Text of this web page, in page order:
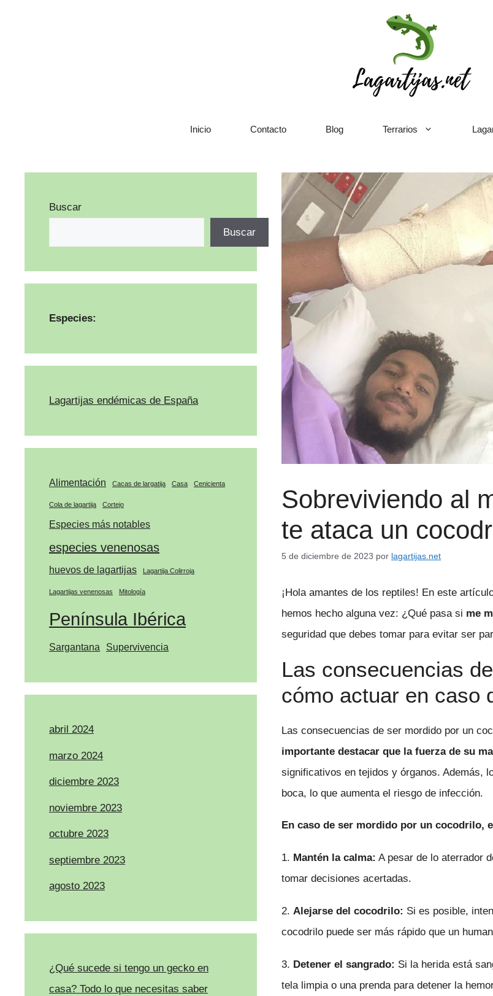
Inicio Contacto Blog Terrarios
Sobreviviendo al
te ataca un
5 de diciembre de 2023 por lagartijas.net
¡Hola amantes de los reptiles! En este
hemos hecho alguna vez: ¿Qué pasa si me
seguridad que debes tomar para evitar ser
Las consecuencias
cómo actuar en caso
Las consecuencias de ser mordido por un
importante destacar que la fuerza de su
significativos en tejidos y órganos. Además,
boca, lo que aumenta el riesgo de infección.
En caso de ser mordido por un cocodrilo,
1. Mantén la calma: A pesar de lo aterrador
tomar decisiones acertadas.
2.Alejarse del cocodrilo: Si es posible,
cocodrilo puede ser más rápido que un
3. Detener el sangrado: Si la herida está
tela limpia o una prenda para detener la
Buscar
Buscar
Especies:
Lagartijas endémicas de España
Alimentación Cacas de largatija Casa Cenicienta
Cola de lagartija Cortejo
Especies más notables
especies venenosas
huevos de lagartijas Lagartija Colirroja
Lagartijas venenosas Mitología
Península Ibérica
Sargantana Supervivencia
abril 2024
marzo 2024
diciembre 2023
noviembre 2023
octubre 2023
septiembre 2023
agosto 2023
¿Qué sucede si tengo un gecko en
casa? Todo lo que necesitas saber